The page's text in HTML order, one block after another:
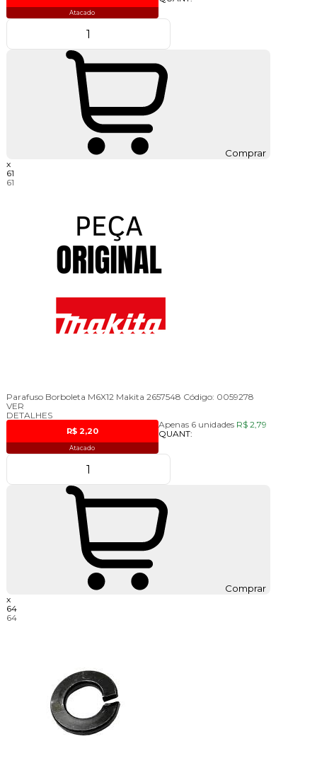
Atacado
Comprar
x
61
61
Parafuso Borboleta M6X12 Makita 2657548 Código: 0059278
VER
DETALHES
Apenas 6 unidades
R$ 2,20
Atacado
R$ 2,79
QUANT:
Comprar
x
64
64